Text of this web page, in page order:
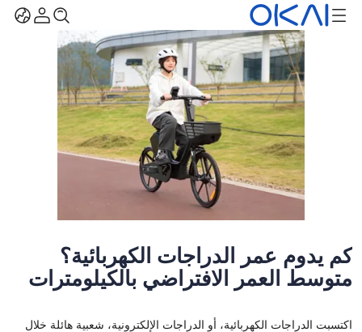
كم يدوم عمر الدراجات الكهربائية؟
متوسط ​​العمر الافتراضي بالكيلومترات
اكتسبت الدراجات الكهربائية، أو الدراجات الإلكترونية، شعبية هائلة خلال